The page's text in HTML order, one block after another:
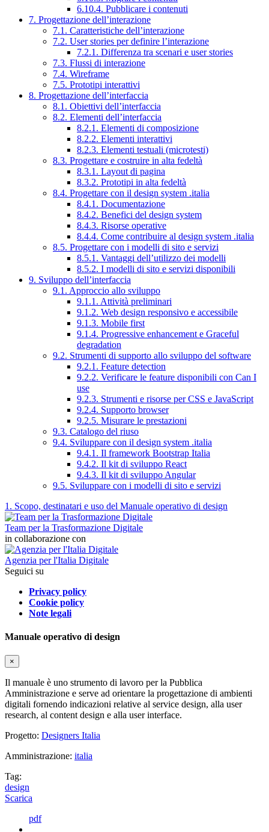
6.10.4. Pubblicare i contenuti
7. Progettazione dell’interazione
7.1. Caratteristiche dell’interazione
7.2. User stories per definire l’interazione
7.2.1. Differenza tra scenari e user stories
7.3. Flussi di interazione
7.4. Wireframe
7.5. Prototipi interattivi
8. Progettazione dell’interfaccia
8.1. Obiettivi dell’interfaccia
8.2. Elementi dell’interfaccia
8.2.1. Elementi di composizione
8.2.2. Elementi interattivi
8.2.3. Elementi testuali (microtesti)
8.3. Progettare e costruire in alta fedeltà
8.3.1. Layout di pagina
8.3.2. Prototipi in alta fedeltà
8.4. Progettare con il design system .italia
8.4.1. Documentazione
8.4.2. Benefici del design system
8.4.3. Risorse operative
8.4.4. Come contribuire al design system .italia
8.5. Progettare con i modelli di sito e servizi
8.5.1. Vantaggi dell’utilizzo dei modelli
8.5.2. I modelli di sito e servizi disponibili
9. Sviluppo dell’interfaccia
9.1. Approccio allo sviluppo
9.1.1. Attività preliminari
9.1.2. Web design responsivo e accessibile
9.1.3. Mobile first
9.1.4. Progressive enhancement e Graceful
degradation
9.2. Strumenti di supporto allo sviluppo del software
9.2.1. Feature detection
9.2.2. Verificare le feature disponibili con Can I
use
9.2.3. Strumenti e risorse per CSS e JavaScript
9.2.4. Supporto browser
9.2.5. Misurare le prestazioni
9.3. Catalogo del riuso
9.4. Sviluppare con il design system .italia
9.4.1. Il framework Bootstrap Italia
9.4.2. Il kit di sviluppo React
9.4.3. Il kit di sviluppo Angular
9.5. Sviluppare con i modelli di sito e servizi
1. Scopo, destinatari e uso del Manuale operativo di design
Team per la Trasformazione Digitale
in collaborazione con
Agenzia per l'Italia Digitale
Seguici su
Privacy policy
Cookie policy
Note legali
Manuale operativo di design
×
Il manuale è uno strumento di lavoro per la Pubblica
Amministrazione e serve ad orientare la progettazione di ambienti
digitali fornendo indicazioni relative al service design, alla user
research, al content design e alla user interface.
Progetto: Designers Italia
Amministrazione: italia
Tag:
design
Scarica
pdf